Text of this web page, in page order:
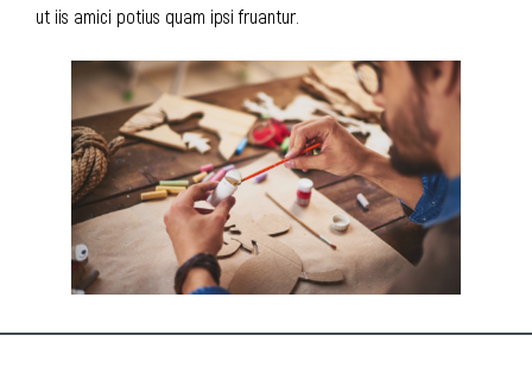
ut iis amici potius quam ipsi fruantur.